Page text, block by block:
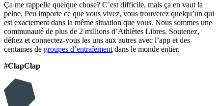
Ça me rappelle quelque chose? C’est difficile, mais ça en vaut la
peine. Peu importe ce que vous vivez, vous trouverez quelqu’un qui
est exactement dans la même situation que vous. Nous sommes une
communauté de plus de 2 millions d’Athlètes Libres. Soutenez,
défiez et connectez-vous les uns aux autres avec l’app et des
centaines de groupes d’entraîement dans le monde entier.
#ClapClap